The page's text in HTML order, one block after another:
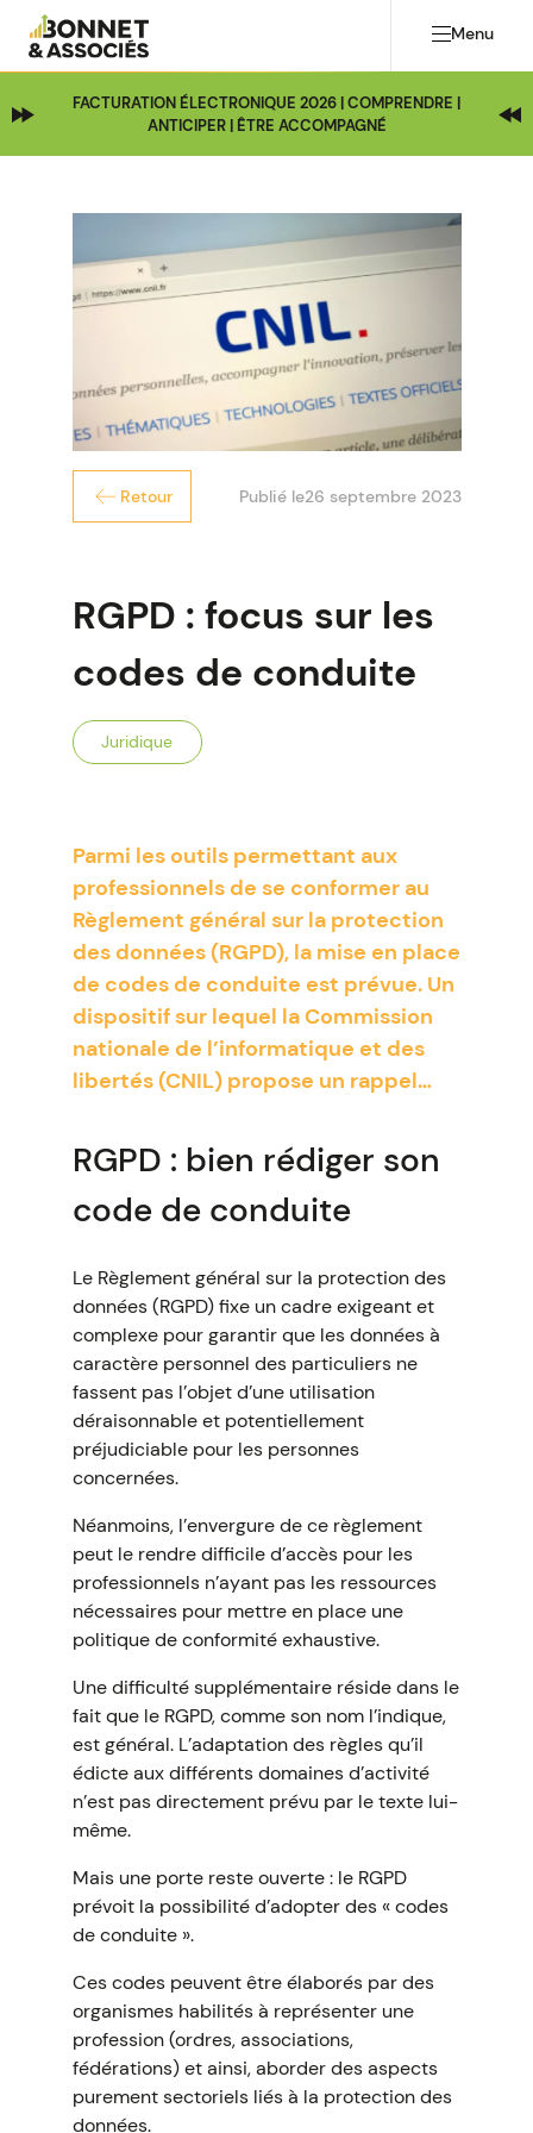
Menu
FACTURATION ÉLECTRONIQUE 2026 | COMPRENDRE |
ANTICIPER | ÊTRE ACCOMPAGNÉ
Retour Publié le26 septembre 2023
RGPD : focus sur les
codes de conduite
Juridique
Parmi les outils permettant aux
professionnels de se conformer au
Règlement général sur la protection
des données (RGPD), la mise en place
de codes de conduite est prévue. Un
dispositif sur lequel la Commission
nationale de l’informatique et des
libertés (CNIL) propose un rappel…
RGPD : bien rédiger son
code de conduite
Le Règlement général sur la protection des
données (RGPD) fixe un cadre exigeant et
complexe pour garantir que les données à
caractère personnel des particuliers ne
fassent pas l’objet d’une utilisation
déraisonnable et potentiellement
préjudiciable pour les personnes
concernées.
Néanmoins, l’envergure de ce règlement
peut le rendre difficile d’accès pour les
professionnels n’ayant pas les ressources
nécessaires pour mettre en place une
politique de conformité exhaustive.
Une difficulté supplémentaire réside dans le
fait que le RGPD, comme son nom l’indique,
est général. L’adaptation des règles qu’il
édicte aux différents domaines d’activité
n’est pas directement prévu par le texte lui-
même.
Mais une porte reste ouverte : le RGPD
prévoit la possibilité d’adopter des « codes
de conduite ».
Ces codes peuvent être élaborés par des
organismes habilités à représenter une
profession (ordres, associations,
fédérations) et ainsi, aborder des aspects
purement sectoriels liés à la protection des
données.